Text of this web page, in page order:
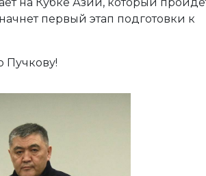
первый этап подготовки к
Пучкову!